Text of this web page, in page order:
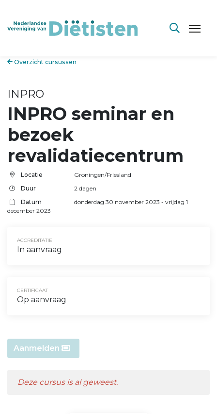
Overzicht cursussen
INPRO
INPRO seminar en
bezoek
revalidatiecentrum
Locatie
Groningen/Friesland
Duur
2 dagen
Datum
donderdag 30 november 2023 - vrijdag 1
december 2023
ACCREDITATIE
In aanvraag
CERTIFICAAT
Op aanvraag
Aanmelden
Deze cursus is al geweest.